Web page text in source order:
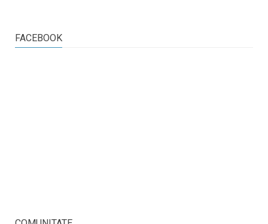
FACEBOOK